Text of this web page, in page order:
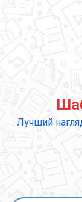
содержимому
Лучший